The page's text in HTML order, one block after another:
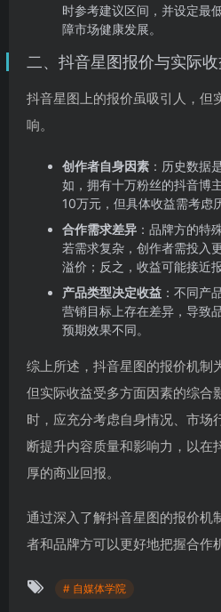
时参考建议区间，并设定最
障市场健康发展。
二、抖音星图报价与实际
抖音星图上的报价虽吸引人，但
响。
创作者自身因素 ：历史数据
如，拥有十万粉丝的抖音博
10万元，但具体收益需考虑
合作需求差异 ：品牌方的特
若需求复杂，创作者需投入
溢价；反之，收益可能接近报
产品类型决定收益 ：不同产
营销目标上存在差异，导致
预期效果不同。
综上所述，抖音星图的报价机制
但实际收益受多方面因素的综合
时，应充分考虑自身情况、市场
断提升内容质量和影响力，以在
厚的商业回报。
通过深入了解抖音星图的报价机
者和品牌方可以更好地把握合作
# 自媒体学院